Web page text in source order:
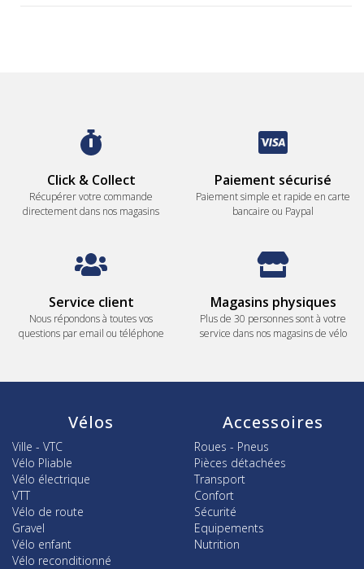
Click & Collect
Récupérer votre commande
directement dans nos magasins
Paiement sécurisé
Paiement simple et rapide en carte
bancaire ou Paypal
Service client
Nous répondons à toutes vos
questions par email ou téléphone
Magasins physiques
Plus de 30 personnes sont à votre
service dans nos magasins de vélo
Vélos
Ville - VTC
Vélo Pliable
Vélo électrique
VTT
Vélo de route
Gravel
Vélo enfant
Vélo reconditionné
Accessoires
Roues - Pneus
Pièces détachées
Transport
Confort
Sécurité
Equipements
Nutrition